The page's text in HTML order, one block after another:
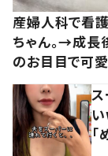
産婦人科で看
ちゃん。→成長
のお目目で可愛